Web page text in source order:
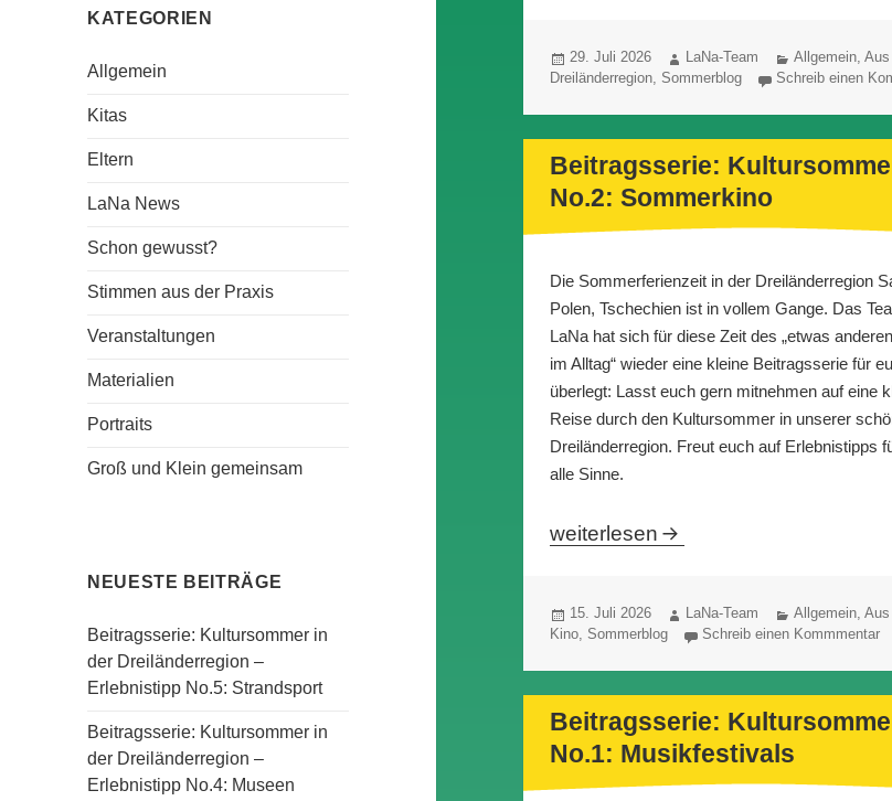
KATEGORIEN
Allgemein
Kitas
Eltern
LaNa News
Schon gewusst?
Stimmen aus der Praxis
Veranstaltungen
Materialien
Portraits
Groß und Klein gemeinsam
NEUESTE BEITRÄGE
Beitragsserie: Kultursommer in
der Dreiländerregion –
Erlebnistipp No.5: Strandsport
Beitragsserie: Kultursommer in
der Dreiländerregion –
Erlebnistipp No.4: Museen
Veröffentlicht
am
29. Juli 2026 Autor
LaNa-Team Kategorien
Allgemein,
Dreiländerregion, Sommerblog Schreib einen
Beitragsserie:
No.2: Sommerkino
Die Sommerferienzeit in der Dreiländerregion
Polen, Tschechien ist in vollem Gange. Das
LaNa hat sich für diese Zeit des „etwas
im Alltag“ wieder eine kleine Beitragsserie für
überlegt: Lasst euch gern mitnehmen auf eine
Reise durch den Kultursommer in unserer
Dreiländerregion. Freut euch auf Erlebnistipps
alle Sinne.
Beitragsserie: Kultursommer in der
weiterlesen
Veröffentlicht
am
15. Juli 2026 Autor
LaNa-Team Kategorien
Allgemein,
Kino, Sommerblog Schreib einen Kommmentar
Beitragsserie:
No.1: Musikfestivals